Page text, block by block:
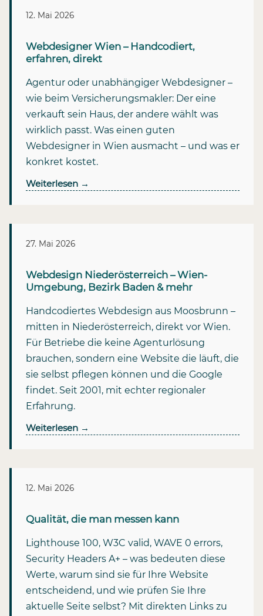
12. Mai 2026
Webdesigner Wien – Handcodiert,
erfahren, direkt
Agentur oder unabhängiger Webdesigner –
wie beim Versicherungsmakler: Der eine
verkauft sein Haus, der andere wählt was
wirklich passt. Was einen guten
Webdesigner in Wien ausmacht – und was er
konkret kostet.
Weiterlesen →
27. Mai 2026
Webdesign Niederösterreich – Wien-
Umgebung, Bezirk Baden & mehr
Handcodiertes Webdesign aus Moosbrunn –
mitten in Niederösterreich, direkt vor Wien.
Für Betriebe die keine Agenturlösung
brauchen, sondern eine Website die läuft, die
sie selbst pflegen können und die Google
findet. Seit 2001, mit echter regionaler
Erfahrung.
Weiterlesen →
12. Mai 2026
Qualität, die man messen kann
Lighthouse 100, W3C valid, WAVE 0 errors,
Security Headers A+ – was bedeuten diese
Werte, warum sind sie für Ihre Website
entscheidend, und wie prüfen Sie Ihre
aktuelle Seite selbst? Mit direkten Links zu